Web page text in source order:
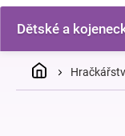
Dětské a
Domů